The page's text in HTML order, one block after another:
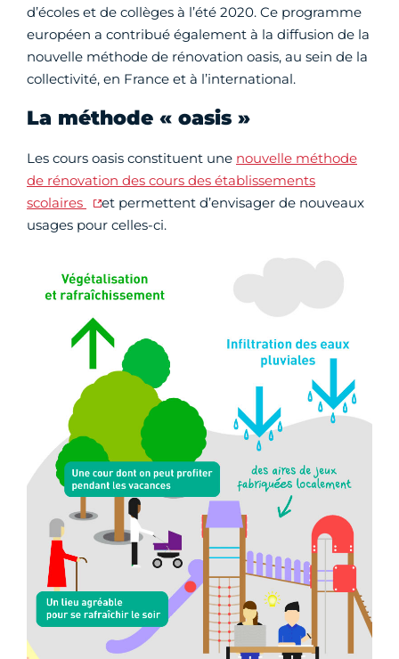
d’écoles et de collèges à l’été 2020. Ce programme
européen a contribué également à la diffusion de la
nouvelle méthode de rénovation oasis, au sein de la
collectivité, en France et à l’international.
La méthode « oasis »
Les cours oasis constituent une nouvelle méthode
de rénovation des cours des établissements
scolaires
et permettent d’envisager de nouveaux
usages pour celles-ci.